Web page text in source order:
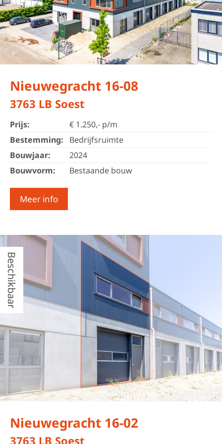
Nieuwegracht 16-08
3763 LB Soest
Prijs:
€ 1.250,- p/m
Bestemming:
Bedrijfsruimte
Bouwjaar:
2024
Bouwvorm:
Bestaande bouw
Meer info
Beschikbaar
Nieuwegracht 16-02
3763 LB Soest